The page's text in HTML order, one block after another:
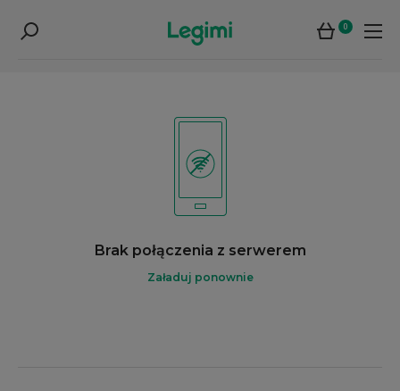
0
Brak połączenia z serwerem
Załaduj ponownie